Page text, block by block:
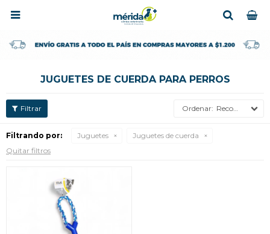

JUGUETES DE CUERDA PARA PERROS
Recomendados
Filtrando por: Juguetes
Juguetes de cuerda
Quitar filtros